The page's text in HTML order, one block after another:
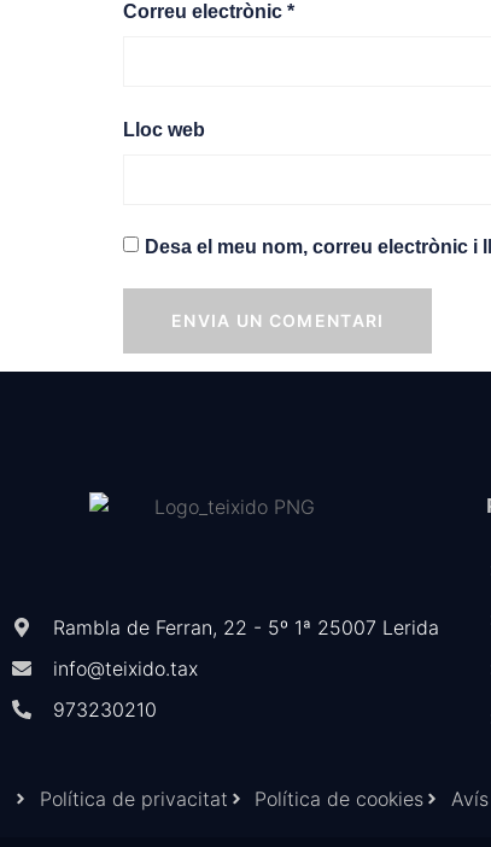
Correu electrònic *
Lloc web
Desa el meu nom, correu electrònic
Rambla de Ferran, 22 - 5º 1ª 25007 Lerida
info@teixido.tax
973230210
Política de privacitat Política de cookies